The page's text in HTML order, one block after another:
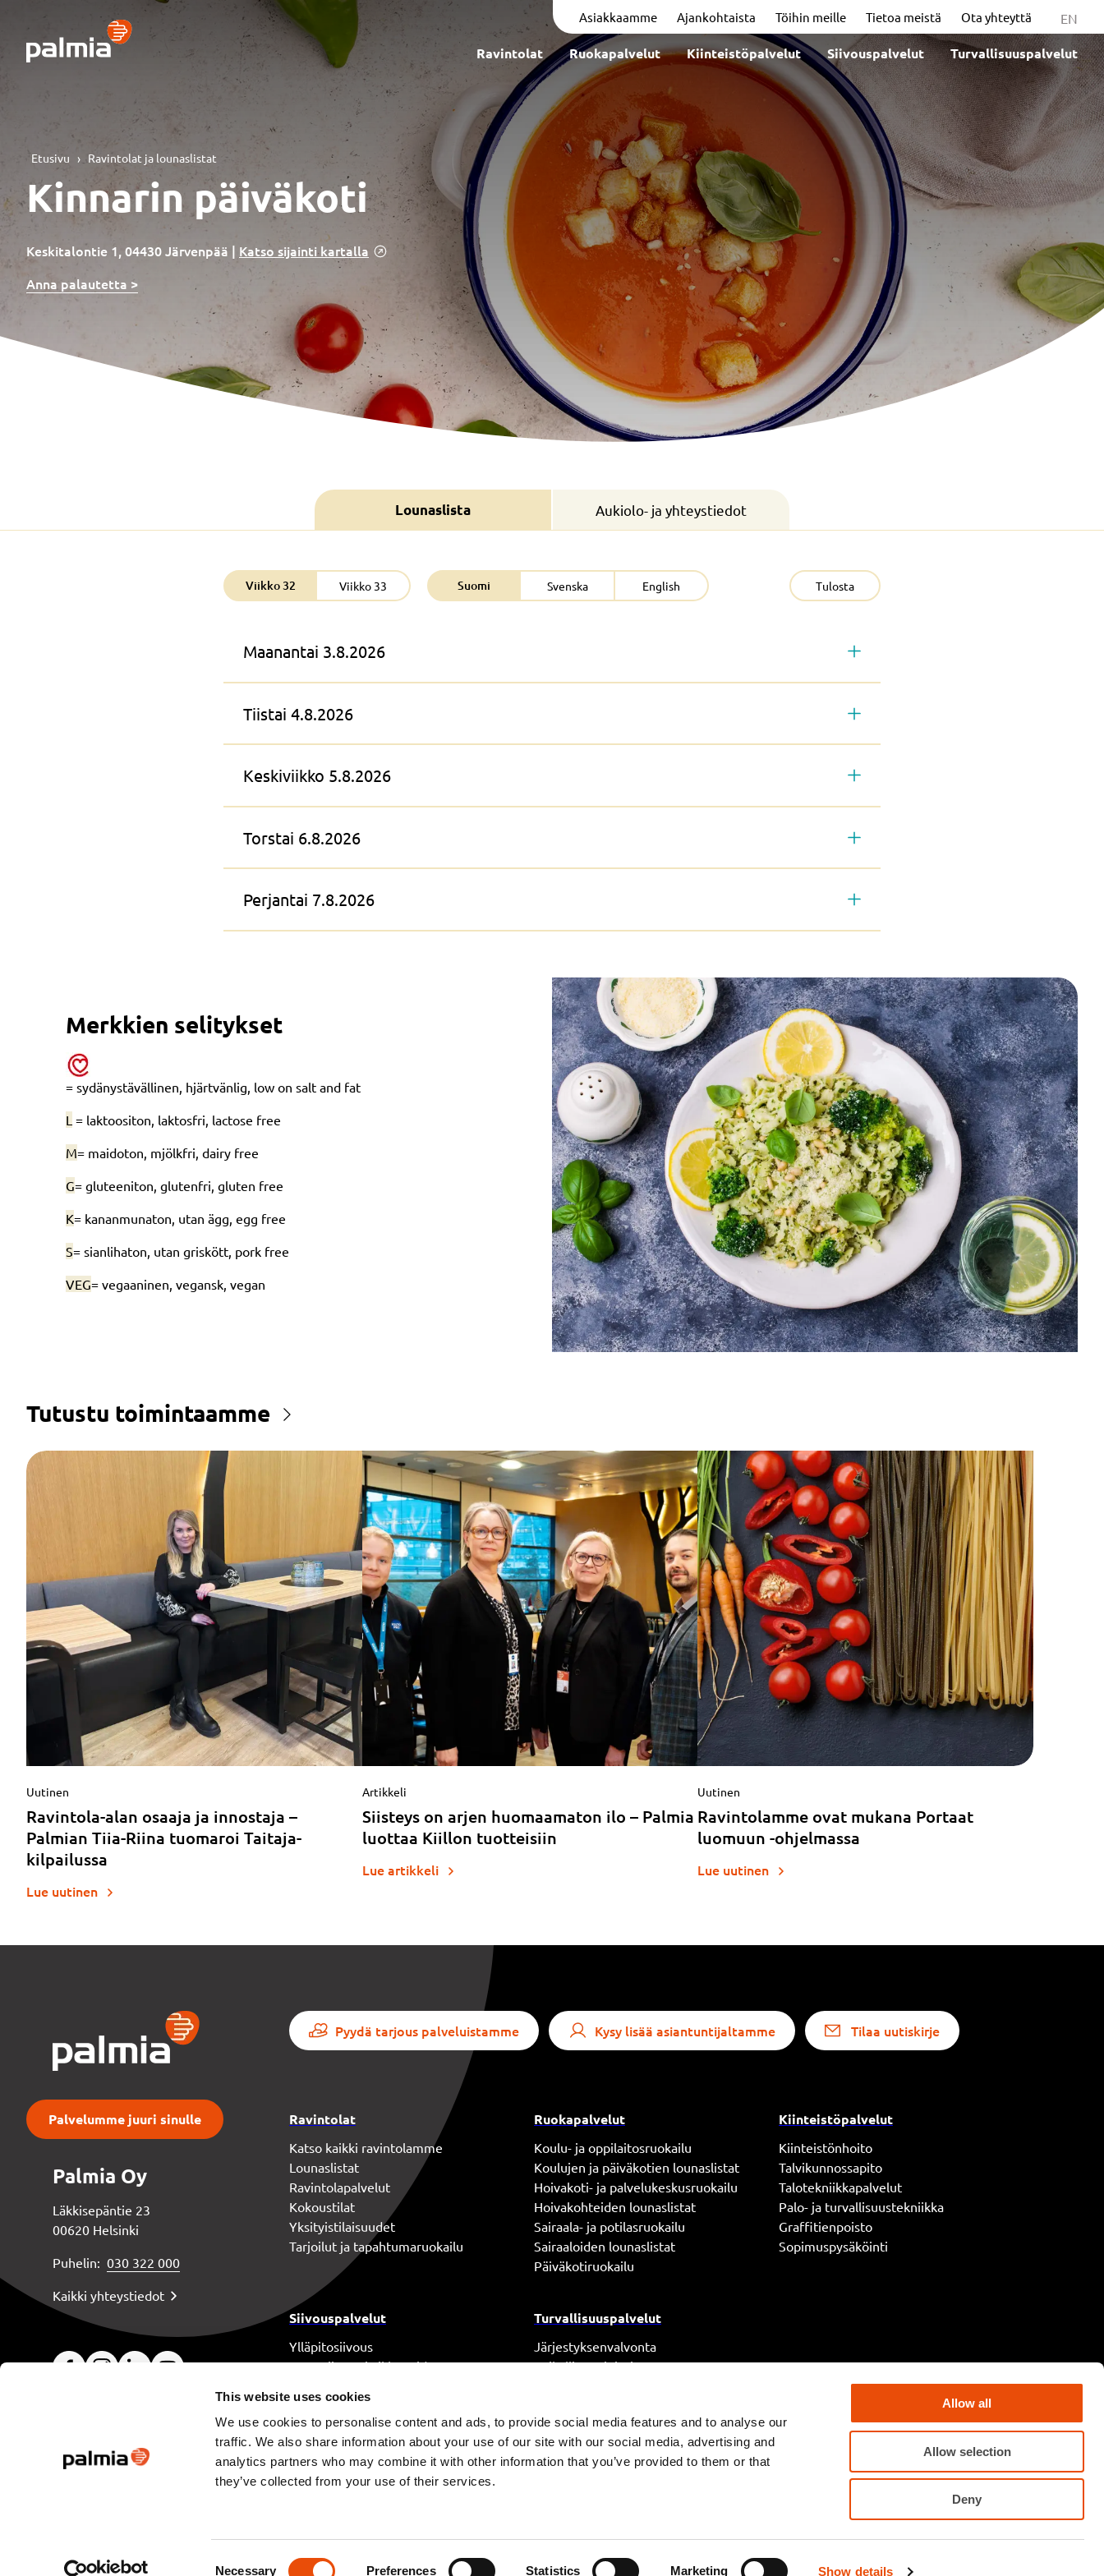
This website uses cookies
We use cookies to personalise content and ads, to provide social media features and to analyse our
traffic. We also share information about your use of our site with our social media, advertising and
analytics partners who may combine it with other information that you’ve provided to them or that
they’ve collected from your use of their services.
Necessary Preferences Statistics Marketing Show details
Allow all
Allow selection
Deny
EN
Ravintolat Ruokapalvelut Kiinteistöpalvelut Siivouspalvelut Turvallisuuspalvelut
Asiakkaamme Ajankohtaista Töihin meille Tietoa meistä Ota yhteyttä
Etusivu › Ravintolat ja lounaslistat
Keskitalontie 1, 04430 Järvenpää | Katso sijainti kartalla
Kinnarin päiväkoti
Anna palautetta >
Lounaslista Aukiolo- ja yhteystiedot
Viikko 32 Viikko 33 Suomi Svenska English Tulosta
Maanantai 3.8.2026
Tiistai 4.8.2026
Keskiviikko 5.8.2026
Torstai 6.8.2026
Perjantai 7.8.2026
Merkkien selitykset
= sydänystävällinen, hjärtvänlig, low on salt and fat
L = laktoositon, laktosfri, lactose free
M= maidoton, mjölkfri, dairy free
G= gluteeniton, glutenfri, gluten free
K= kananmunaton, utan ägg, egg free
S= sianlihaton, utan griskött, pork free
VEG= vegaaninen, vegansk, vegan
Tutustu toimintaamme
Uutinen
Ravintola-alan osaaja ja innostaja –
Palmian Tiia-Riina tuomaroi Taitaja-
kilpailussa
Lue uutinen
Artikkeli
Siisteys on arjen huomaamaton ilo – Palmia
luottaa Kiillon tuotteisiin
Lue artikkeli
Uutinen
Ravintolamme ovat mukana Portaat
luomuun -ohjelmassa
Lue uutinen
Palvelumme juuri sinulle
Palmia Oy
Läkkisepäntie 23
00620 Helsinki
Puhelin: 030 322 000
Kaikki yhteystiedot
Pyydä tarjous palveluistamme Kysy lisää asiantuntijaltamme Tilaa uutiskirje
Ravintolat
Katso kaikki ravintolamme
Lounaslistat
Ravintolapalvelut
Kokoustilat
Yksityistilaisuudet
Tarjoilut ja tapahtumaruokailu
Ruokapalvelut
Koulu- ja oppilaitosruokailu
Koulujen ja päiväkotien lounaslistat
Hoivakoti- ja palvelukeskusruokailu
Hoivakohteiden lounaslistat
Sairaala- ja potilasruokailu
Sairaaloiden lounaslistat
Päiväkotiruokailu
Kiinteistöpalvelut
Kiinteistönhoito
Talvikunnossapito
Talotekniikkapalvelut
Palo- ja turvallisuustekniikka
Graffitienpoisto
Sopimuspysäköinti
Siivouspalvelut
Ylläpitosiivous
Perussiivous ja ikkunoiden pesu
Laitoshuolto
Siivouksen asiantuntijapalvelut
Turvallisuuspalvelut
Järjestyksenvalvonta
Paikallisvartiointi
Hälytyskeskuspalvelut
Tapahtumaturvallisuus
Palo- ja turvallisuustekniikka
Oiva-raportit Eettinen ilmoituskanava Evästekäytännöt Tietosuojaseloste Puhelujen hinnat